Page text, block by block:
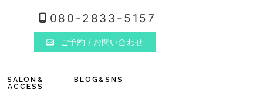
080-2833-5157
ご予約 / お問い合わせ
SALON &
ACCESS
BLOG & SNS